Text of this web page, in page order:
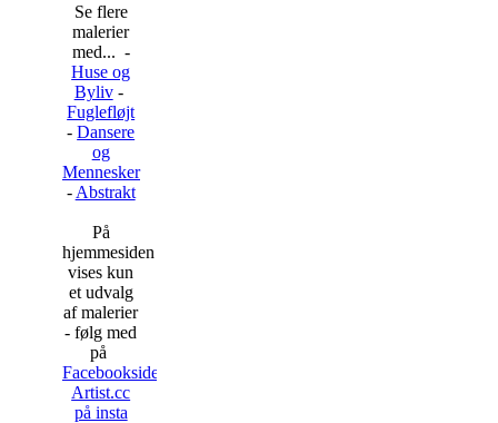
Se flere
malerier
med... -
Huse og
Byliv-
Fuglefløjt
-Dansere
og
Mennesker
- Abstrakt
På
hjemmesiden
vises kun
et udvalg
af malerier
- følg med
på
Facebooksiden
Artist.cc
på insta